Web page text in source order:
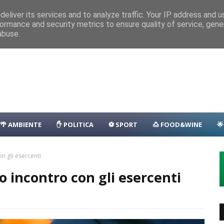
il programma EVENTI
🌴 AMBIENTE ✋ POLITICA ⚽ SPORT 🍮 FOOD&WINE
gli esercenti
incontro con gli esercenti
its services and to analyze traffic. Your IP address and
and security metrics to ensure quality of service,